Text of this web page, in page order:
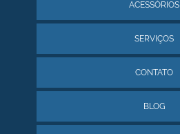
COLETOR PÓ ÚMIDO MOGNO 750/1500
COLETOR PÓ ÚMIDO, LAVADOR MIZU
MINI SILO
EXAUSTOR CENTRÍFUGO - MOTOR DIRETO
SOPRADOR TSUKI 50
ACESSÓRIOS
SERVIÇOS
CONTATO
BLOG